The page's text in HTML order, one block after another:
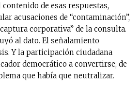
de esas respuestas,
acusaciones de “contaminación”,
corporativa” de la consulta.
al dato. El señalamiento
Y la participación ciudadana
democrático a convertirse, de
que había que neutralizar.